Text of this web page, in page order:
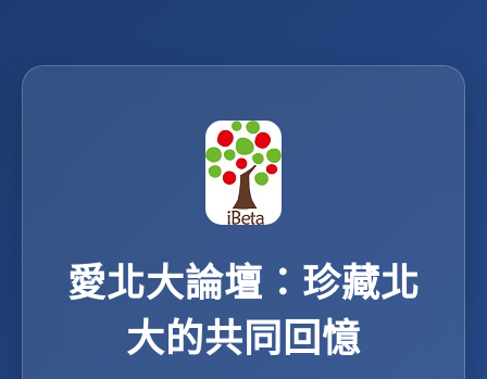
愛北大論壇：珍藏北
大的共同回憶